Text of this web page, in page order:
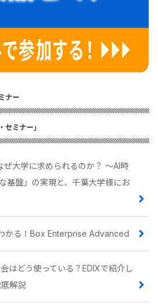
ナー
セミナー」
ぜ大学に求められるのか？ 〜AI時
基盤」の実現と、千葉大学様にお
かる！Box Enterprise Advanced
はどう使っている？EDIXで紹介し
解説